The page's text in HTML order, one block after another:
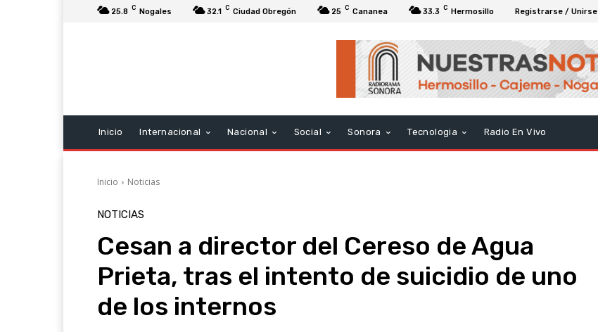
25.8 C Nogales 32.1 C Ciudad Obregón 25 C Cananea 33.3 C Hermosillo Registrarse / Unirse
Inicio Internacional Nacional Social Sonora Tecnologia Radio En Vivo
Inicio Noticias
NOTICIAS
Cesan a director del Cereso de Agua
Prieta, tras el intento de suicidio de uno
de los internos